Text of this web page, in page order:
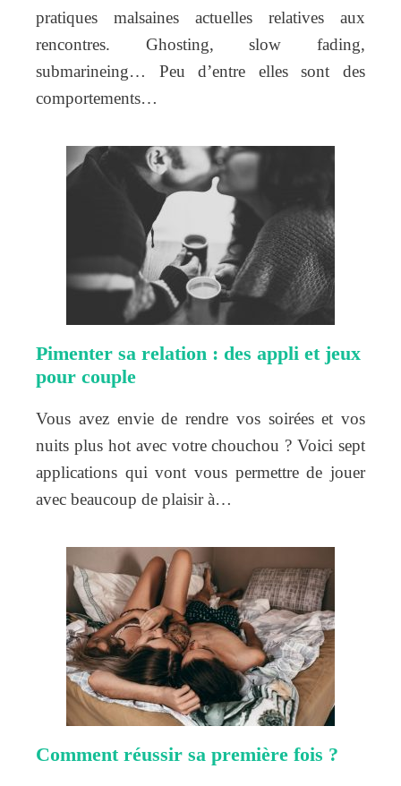
pratiques malsaines actuelles relatives aux
rencontres. Ghosting, slow fading,
submarineing… Peu d’entre elles sont des
comportements…
Pimenter sa relation : des appli et jeux
pour couple
Vous avez envie de rendre vos soirées et vos
nuits plus hot avec votre chouchou ? Voici sept
applications qui vont vous permettre de jouer
avec beaucoup de plaisir à…
Comment réussir sa première fois ?